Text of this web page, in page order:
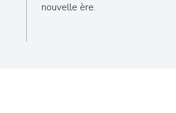
nouvelle ère.